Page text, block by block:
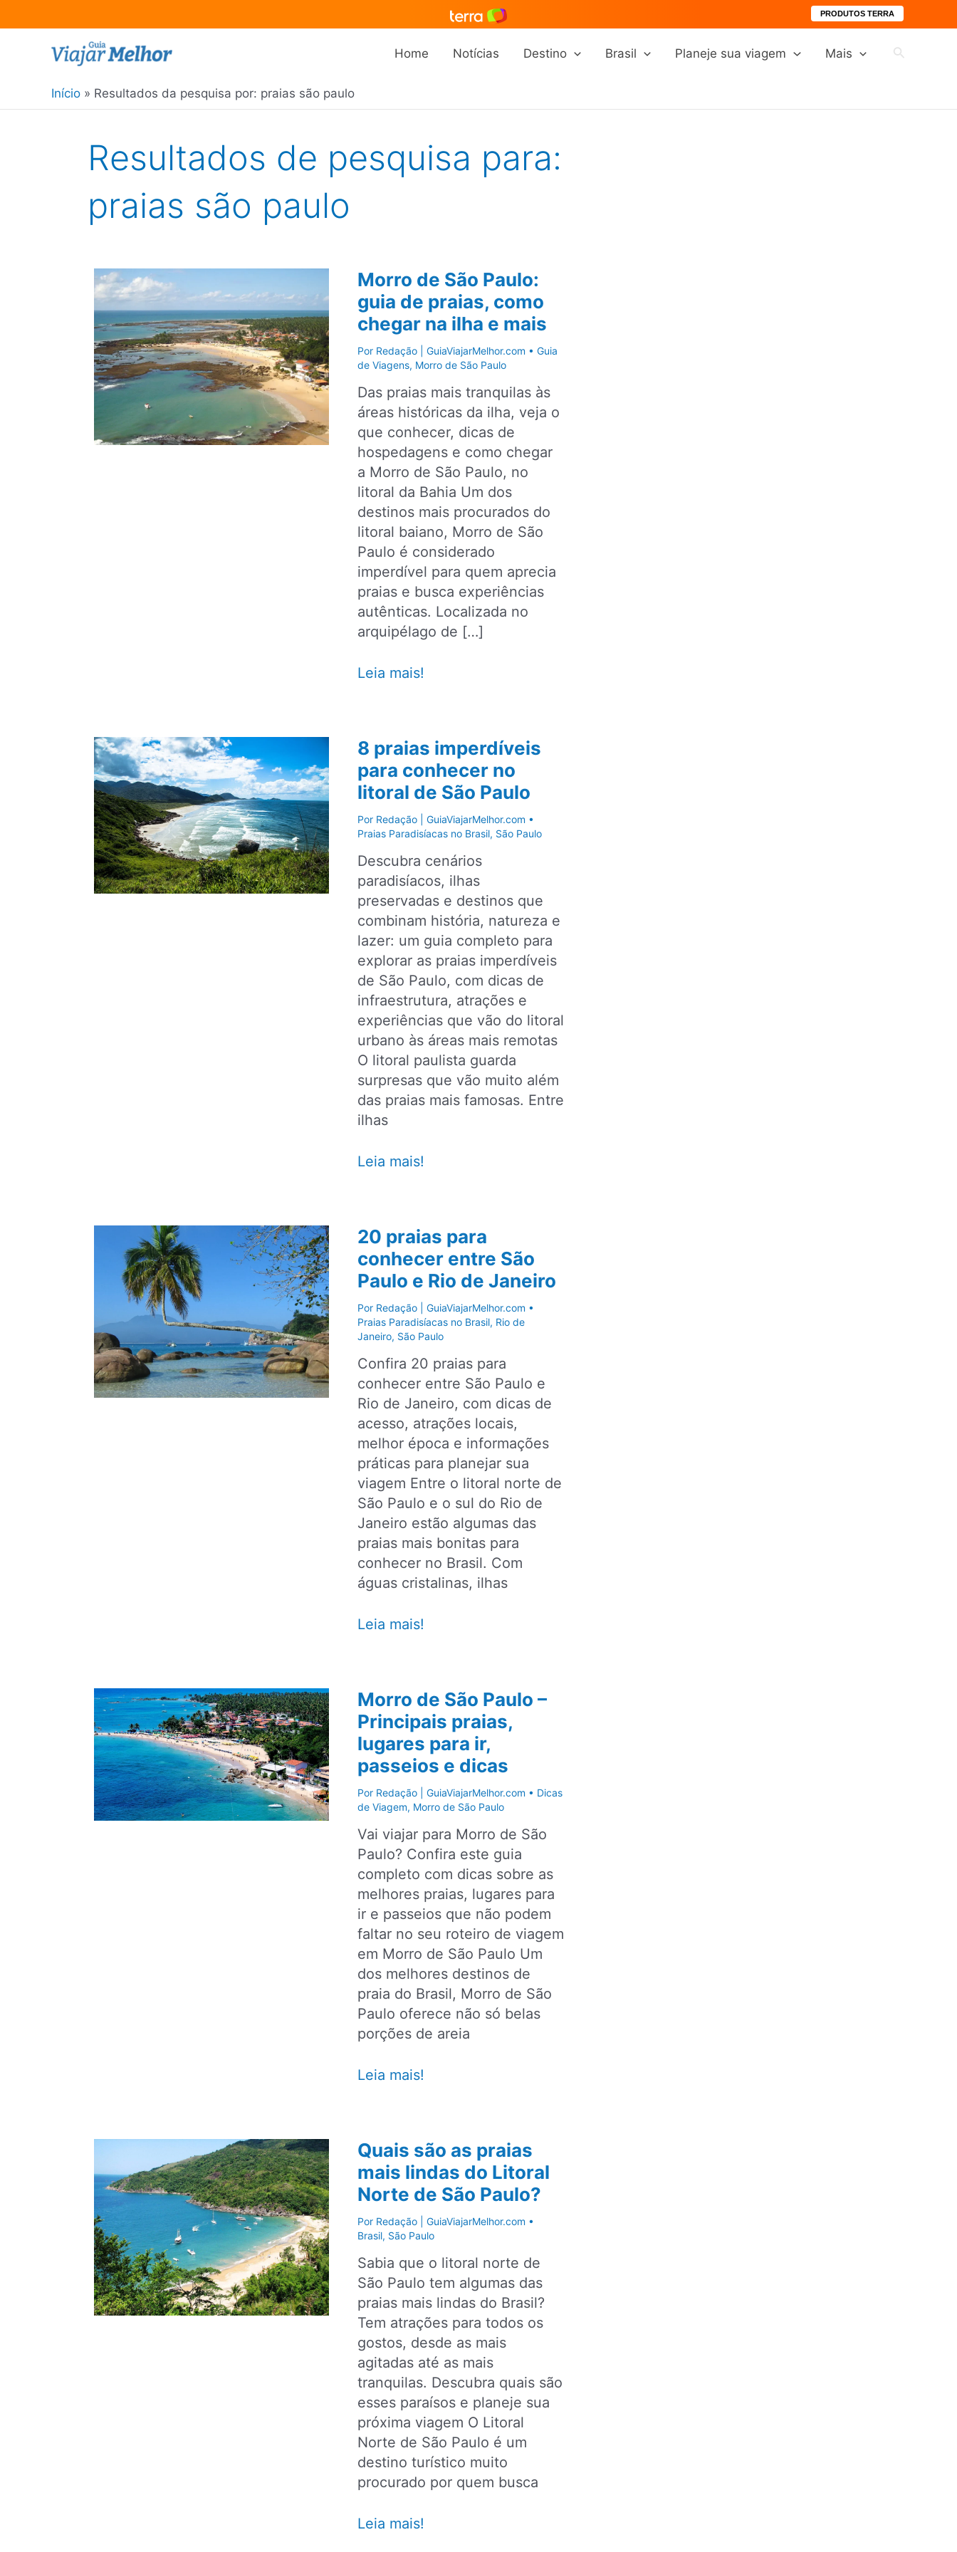
PRODUTOS TERRA
conteúdo
Home Notícias Destino Brasil Planeje sua viagem Mais Pesquisar
Início Resultados da pesquisa por: praias são paulo
Resultados de pesquisa para:
praias são paulo
Morro de São Paulo:
guia de praias, como
chegar na ilha e mais
Por Redação | GuiaViajarMelhor.com • Guia
de Viagens, Morro de São Paulo
Das praias mais tranquilas às
áreas históricas da ilha, veja o
que conhecer, dicas de
hospedagens e como chegar
a Morro de São Paulo, no
litoral da Bahia Um dos
destinos mais procurados do
litoral baiano, Morro de São
Paulo é considerado
imperdível para quem aprecia
praias e busca experiências
autênticas. Localizada no
arquipélago de […]
Morro
guia
de
praias,
como
chegar
na
ilha
e
mais
Leia mais!
8 praias imperdíveis
para conhecer no
litoral de São Paulo
Por Redação | GuiaViajarMelhor.com •
Praias Paradisíacas no Brasil, São Paulo
Descubra cenários
paradisíacos, ilhas
preservadas e destinos que
combinam história, natureza e
lazer: um guia completo para
explorar as praias imperdíveis
de São Paulo, com dicas de
infraestrutura, atrações e
experiências que vão do litoral
urbano às áreas mais remotas
O litoral paulista guarda
surpresas que vão muito além
das praias mais famosas. Entre
ilhas
8
conhecer
no
litoral
de
São
Paulo
Leia mais!
20 praias para
conhecer entre São
Paulo e Rio de Janeiro
Por Redação | GuiaViajarMelhor.com •
Praias Paradisíacas no Brasil, Rio de
Janeiro, São Paulo
Confira 20 praias para
conhecer entre São Paulo e
Rio de Janeiro, com dicas de
acesso, atrações locais,
melhor época e informações
práticas para planejar sua
viagem Entre o litoral norte de
São Paulo e o sul do Rio de
Janeiro estão algumas das
praias mais bonitas para
conhecer no Brasil. Com
águas cristalinas, ilhas
20
entre
São
Paulo
e
de
Leia mais!
Morro de São Paulo –
Principais praias,
lugares para ir,
passeios e dicas
Por Redação | GuiaViajarMelhor.com • Dicas
de Viagem, Morro de São Paulo
Vai viajar para Morro de São
Paulo? Confira este guia
completo com dicas sobre as
melhores praias, lugares para
ir e passeios que não podem
faltar no seu roteiro de viagem
em Morro de São Paulo Um
dos melhores destinos de
praia do Brasil, Morro de São
Paulo oferece não só belas
porções de areia
Morro
–
Principais
praias,
lugares
para
ir,
passeios
e
dicas
Leia mais!
Quais são as praias
mais lindas do Litoral
Norte de São Paulo?
Por Redação | GuiaViajarMelhor.com •
Brasil, São Paulo
Sabia que o litoral norte de
São Paulo tem algumas das
praias mais lindas do Brasil?
Tem atrações para todos os
gostos, desde as mais
agitadas até as mais
tranquilas. Descubra quais são
esses paraísos e planeje sua
próxima viagem O Litoral
Norte de São Paulo é um
destino turístico muito
procurado por quem busca
Quais
Leia mais!